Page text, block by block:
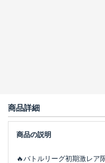
商品詳細
🔥バトルリーグ初期激レア